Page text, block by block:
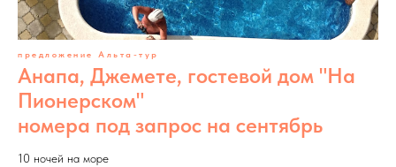
предложение Альта-тур
Анапа, Джемете, гостевой дом "На
Пионерском"
номера под запрос на сентябрь
10 ночей на море